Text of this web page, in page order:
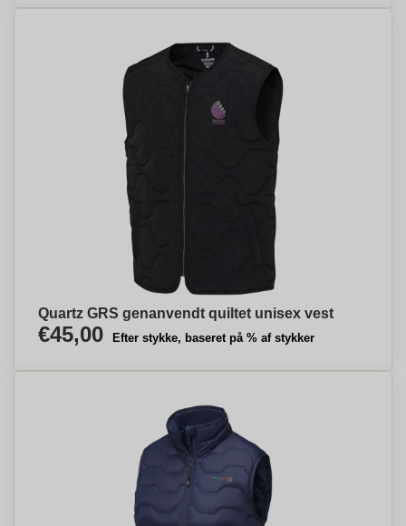
Quartz GRS genanvendt quiltet unisex vest
€45,00 Efter stykke, baseret på % af stykker